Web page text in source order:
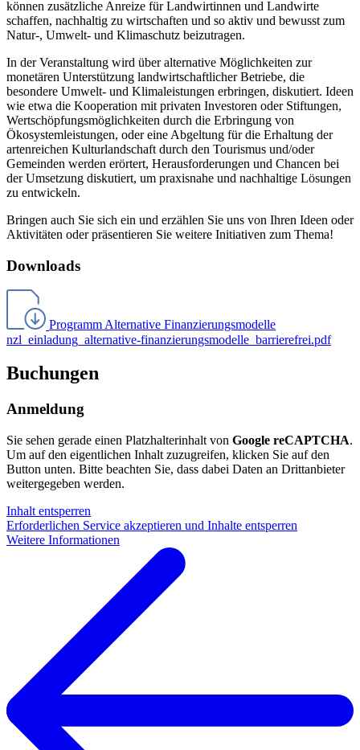
können zusätzliche Anreize für Landwirtinnen und Landwirte
schaffen, nachhaltig zu wirtschaften und so aktiv und bewusst zum
Natur-, Umwelt- und Klimaschutz beizutragen.
In der Veranstaltung wird über alternative Möglichkeiten zur
monetären Unterstützung landwirtschaftlicher Betriebe, die
besondere Umwelt- und Klimaleistungen erbringen, diskutiert. Ideen
wie etwa die Kooperation mit privaten Investoren oder Stiftungen,
Wertschöpfungsmöglichkeiten durch die Erbringung von
Ökosystemleistungen, oder eine Abgeltung für die Erhaltung der
artenreichen Kulturlandschaft durch den Tourismus und/oder
Gemeinden werden erörtert, Herausforderungen und Chancen bei
der Umsetzung diskutiert, um praxisnahe und nachhaltige Lösungen
zu entwickeln.
Bringen auch Sie sich ein und erzählen Sie uns von Ihren Ideen oder
Aktivitäten oder präsentieren Sie weitere Initiativen zum Thema!
Downloads
Programm Alternative Finanzierungsmodelle
nzl_einladung_alternative-finanzierungsmodelle_barrierefrei.pdf
Buchungen
Anmeldung
Sie sehen gerade einen Platzhalterinhalt von Google reCAPTCHA.
Um auf den eigentlichen Inhalt zuzugreifen, klicken Sie auf den
Button unten. Bitte beachten Sie, dass dabei Daten an Drittanbieter
weitergegeben werden.
Inhalt entsperren
Erforderlichen Service akzeptieren und Inhalte entsperren
Weitere Informationen